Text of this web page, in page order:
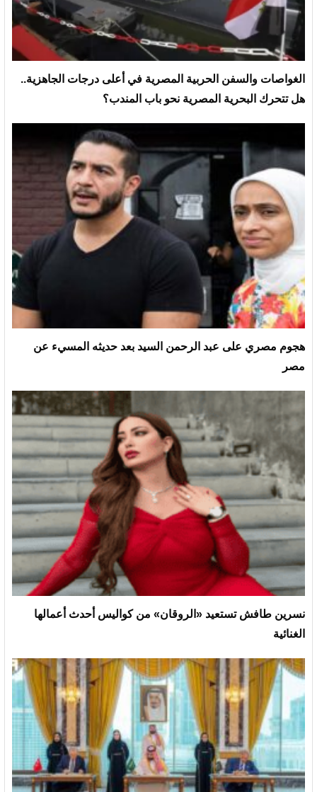
الغواصات والسفن الحربية المصرية في أعلى درجات الجاهزية..
هل تتحرك البحرية المصرية نحو باب المندب؟
هجوم مصري على عبد الرحمن السيد بعد حديثه المسيء عن
مصر
نسرين طافش تستعيد «الروقان» من كواليس أحدث أعمالها
الغنائية